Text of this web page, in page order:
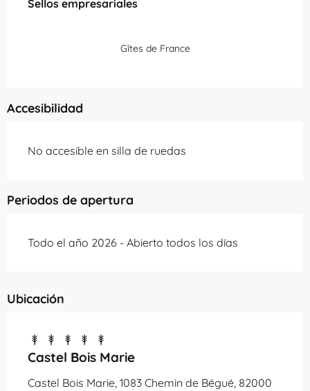
Sellos empresariales
Sellos empresariales
Gîtes de France
Accesibilidad
No accesible en silla de ruedas
Periodos de apertura
Todo el año 2026 - Abierto todos los días
Ubicación
Castel Bois Marie
Castel Bois Marie, 1083 Chemin de Bégué, 82000